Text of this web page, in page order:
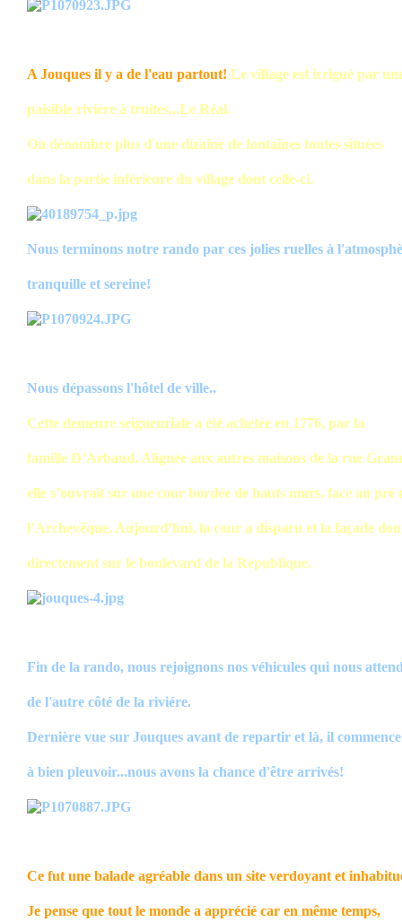
A Jouques il y a de l'eau partout! Le village est irrigué par
paisible rivière à truites...Le Réal.
On dénombre plus d'une dizaine de fontaines toutes situées
dans la partie inférieure du village dont celle-ci.
Nous terminons notre rando par ces jolies ruelles à
tranquille et sereine!
Nous dépassons l'hôtel de ville..
Cette demeure seigneuriale a été achetée en 1776, par la
famille D’Arbaud. Alignée aux autres maisons de la rue
elle s’ouvrait sur une cour bordée de hauts murs, face au pré
l’Archevêque. Aujourd’hui, la cour a disparu et la façade
directement sur le boulevard de la République.
Fin de la rando, nous rejoignons nos véhicules qui nous
de l'autre côté de la riviére.
Dernière vue sur Jouques avant de repartir et là, il commence
à bien pleuvoir...nous avons la chance d'être arrivés!
Ce fut une balade agréable dans un site verdoyant et
Je pense que tout le monde a apprécié car en même temps,